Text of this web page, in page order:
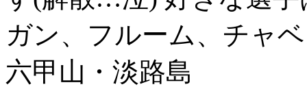
ガン、フルーム、チャ
六甲山・淡路島